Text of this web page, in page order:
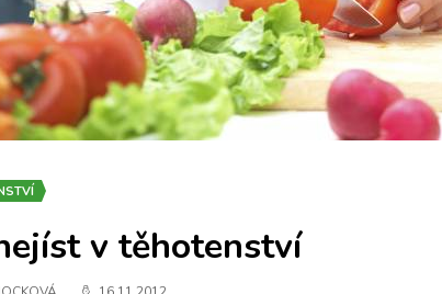
v těhotenství